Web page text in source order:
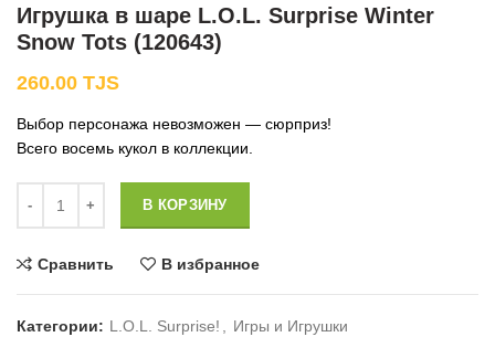
Игрушка в шаре L.O.L. Surprise Winter
Snow Tots (120643)
260.00 TJS
Выбор персонажа невозможен — сюрприз!
Всего восемь кукол в коллекции.
В КОРЗИНУ
Сравнить В избранное
Категории: L.O.L. Surprise! Игры и Игрушки